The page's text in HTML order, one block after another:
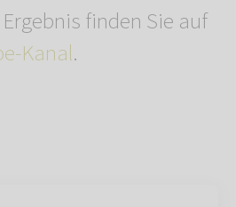
finden Sie auf
Kanal.